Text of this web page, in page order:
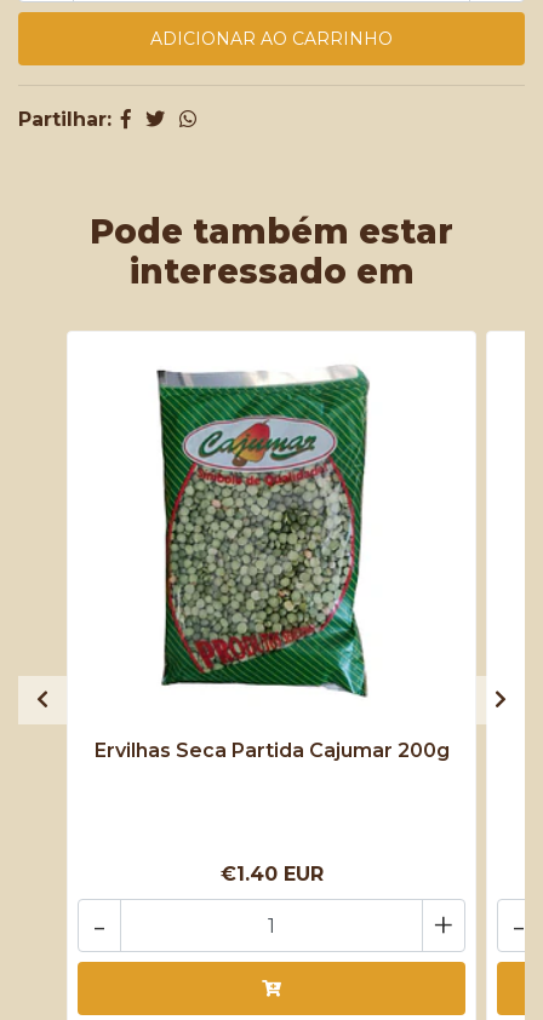
Partilhar:
Pode também estar
interessado em
Ervilhas Seca Partida Cajumar 200g
€1.40 EUR
+
- -